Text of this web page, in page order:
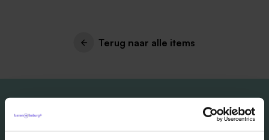
Terug naar alle items